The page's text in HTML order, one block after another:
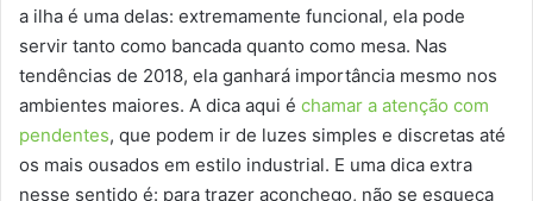
a ilha é uma delas: extremamente funcional, ela pode
servir tanto como bancada quanto como mesa. Nas
tendências de 2018, ela ganhará importância mesmo nos
ambientes maiores. A dica aqui é chamar a atenção com
pendentes, que podem ir de luzes simples e discretas até
os mais ousados em estilo industrial. E uma dica extra
nesse sentido é: para trazer aconchego, não se esqueça